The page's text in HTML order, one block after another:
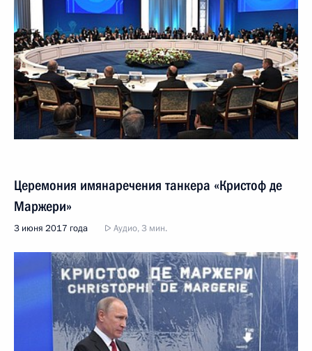
Церемония имянаречения танкера «Кристоф де
Маржери»
3 июня 2017 года Аудио, 3 мин.